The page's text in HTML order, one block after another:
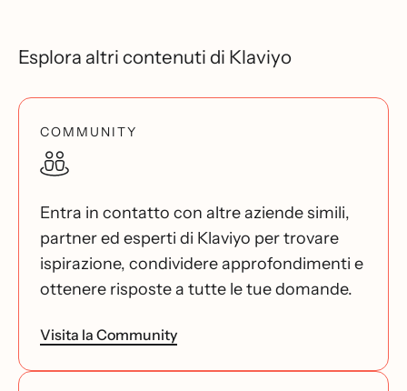
Esplora altri contenuti di Klaviyo
COMMUNITY
Entra in contatto con altre aziende simili,
partner ed esperti di Klaviyo per trovare
ispirazione, condividere approfondimenti e
ottenere risposte a tutte le tue domande.
Visita la Community